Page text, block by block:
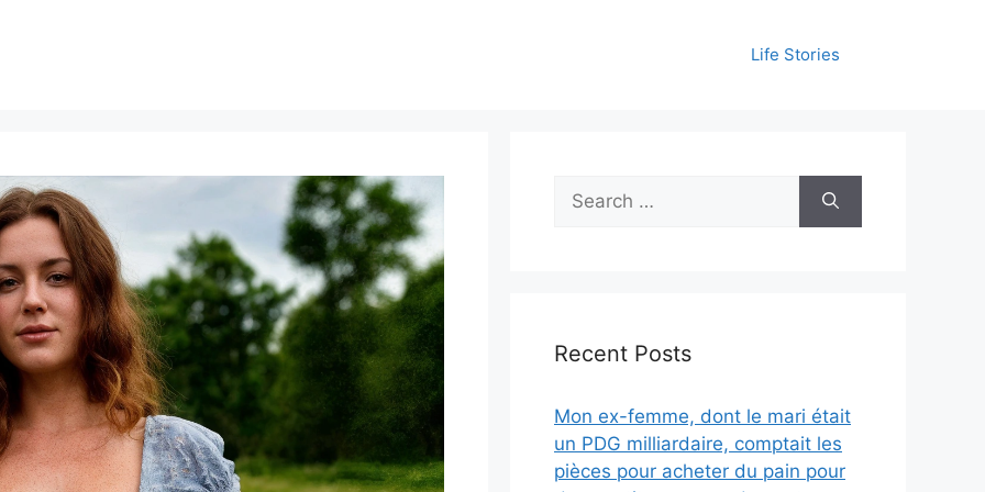
Life Stories
Search
for:
Recent Posts
Mon ex-femme, dont le mari était
un PDG milliardaire, comptait les
pièces pour acheter du pain pour